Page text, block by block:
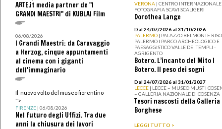
ARTE.it media partner de "I
GRANDI MAESTRI" di KUBLAI Film
06/08/2026
I Grandi Maestri: da Caravaggio
a Herzog, cinque appuntamenti
al cinema con i giganti
dell'immaginario
Il nuovo volto del museo fiorentino
">
FIRENZE | 06/08/2026
Nel futuro degli Uffizi. Tra due
anni la chiusura dei lavori
VERONA | CENTRO
FOTOGRAFIA SCAVI SCALIGERI
Dorothea Lange
Dal 24/07/2026 al 31/10/2026
PALERMO | PALAZZO BELMONTE
PALERMO I PARCO ARCHEOLOGICO E
PAESAGGISTICO VALLE DEI TEMPLI -
AGRIGENTO
Botero. L’incanto del Mito I
Botero. Il peso dei sogni
Dal 24/07/2026 al 31/01/2027
LECCE | LECCE – MUSEO MUST I
– GALLERIA NAZIONALE DI COSENZA
Tesori nascosti della Galleria
Borghese
LEGGI TUTTO >